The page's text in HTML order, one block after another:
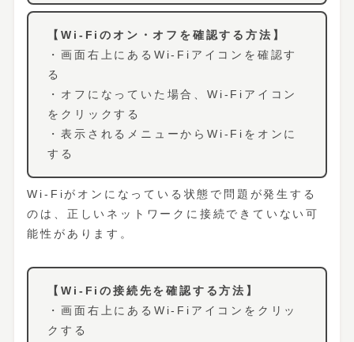
【Wi-Fiのオン・オフを確認する方法】
・画面右上にあるWi-Fiアイコンを確認す
る
・オフになっていた場合、Wi-Fiアイコン
をクリックする
・表示されるメニューからWi-Fiをオンに
する
Wi-Fiがオンになっている状態で問題が発生する
のは、正しいネットワークに接続できていない可
能性があります。
【Wi-Fiの接続先を確認する方法】
・画面右上にあるWi-Fiアイコンをクリッ
クする